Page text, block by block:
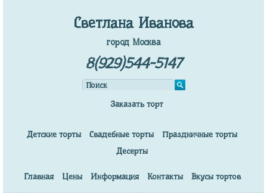
Светлана Иванова
город Москва
8(929)544-5147
Заказать торт
Детские торты Свадебные торты
Праздничные торты
Десерты
Главная Цены Информация Контакты Вкусы тортов